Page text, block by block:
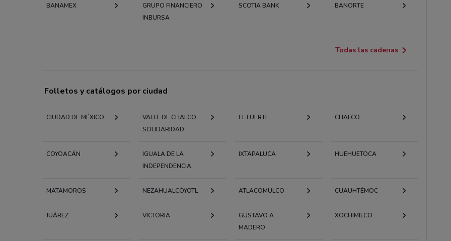
BANAMEX
GRUPO FINANCIERO
INBURSA
SCOTIA BANK BANORTE
Todas las cadenas
Folletos y catálogos por ciudad
CIUDAD DE MÉXICO
VALLE DE CHALCO
SOLIDARIDAD
EL FUERTE CHALCO
COYOACÁN
IGUALA DE LA
INDEPENDENCIA
IXTAPALUCA HUEHUETOCA
MATAMOROS NEZAHUALCÓYOTL ATLACOMULCO CUAUHTÉMOC
JUÁREZ VICTORIA
GUSTAVO A.
MADERO
XOCHIMILCO